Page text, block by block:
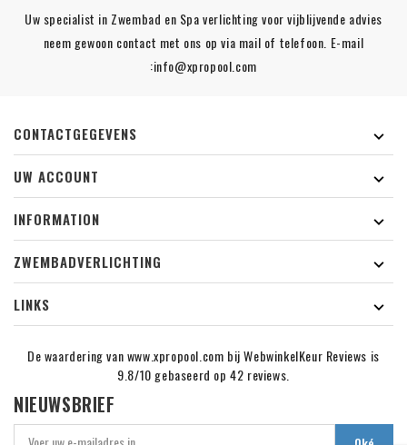
Uw specialist in Zwembad en Spa verlichting voor vijblijvende advies
neem gewoon contact met ons op via mail of telefoon. E-mail
:info@xpropool.com
CONTACTGEGEVENS

UW ACCOUNT

INFORMATION

ZWEMBADVERLICHTING

LINKS

De waardering van www.xpropool.com bijWebwinkelKeur Reviews is
9.8/10 gebaseerd op 42 reviews.
NIEUWSBRIEF